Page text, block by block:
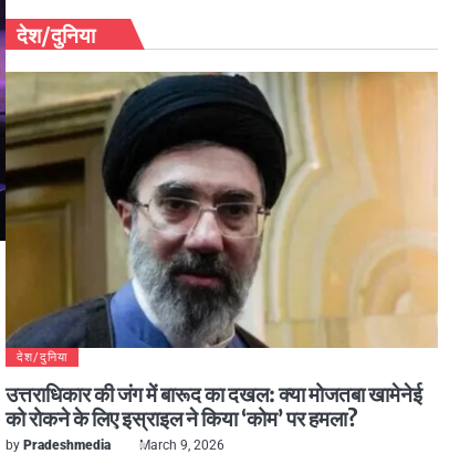
देश/दुनिया
देश/दुनिया
उत्तराधिकार की जंग में बारूद का दखल: क्या मोजतबा खामेनेई
को रोकने के लिए इस्राइल ने किया ‘कोम’ पर हमला?
by Pradeshmedia March 9, 2026